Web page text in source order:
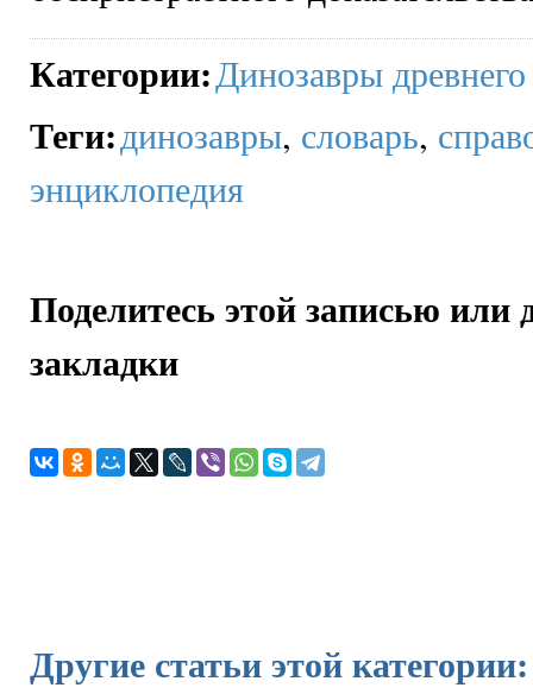
Категории:Динозавры
Теги:динозавры, словарь,
энциклопедия
Поделитесь этой записью или
закладки
Другие статьи этой категории: